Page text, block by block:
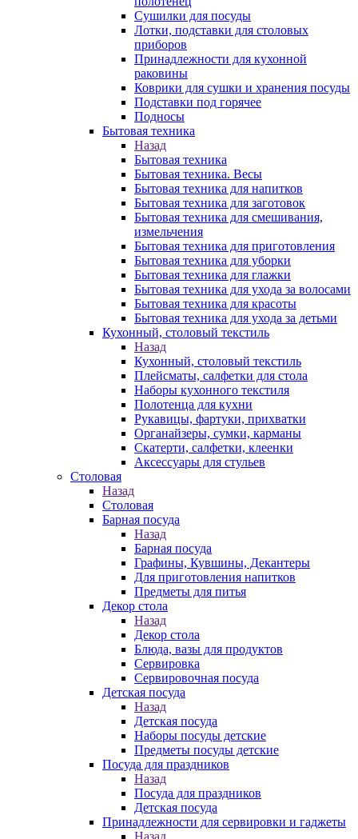
Сушилки для посуды
Лотки, подставки для столовых
приборов
Принадлежности для кухонной
раковины
Коврики для сушки и хранения посуды
Подставки под горячее
Подносы
Бытовая техника
Назад
Бытовая техника
Бытовая техника. Весы
Бытовая техника для напитков
Бытовая техника для заготовок
Бытовая техника для смешивания,
измельчения
Бытовая техника для приготовления
Бытовая техника для уборки
Бытовая техника для глажки
Бытовая техника для ухода за волосами
Бытовая техника для красоты
Бытовая техника для ухода за детьми
Кухонный, столовый текстиль
Назад
Кухонный, столовый текстиль
Плейсматы, салфетки для стола
Наборы кухонного текстиля
Полотенца для кухни
Рукавицы, фартуки, прихватки
Органайзеры, сумки, карманы
Скатерти, салфетки, клеенки
Аксессуары для стульев
Столовая
Назад
Столовая
Барная посуда
Назад
Барная посуда
Графины, Кувшины, Декантеры
Для приготовления напитков
Предметы для питья
Декор стола
Назад
Декор стола
Блюда, вазы для продуктов
Сервировка
Сервировочная посуда
Детская посуда
Назад
Детская посуда
Наборы посуды детские
Предметы посуды детские
Посуда для праздников
Назад
Посуда для праздников
Детская посуда
Принадлежности для сервировки и гаджеты
Назад